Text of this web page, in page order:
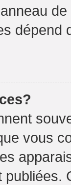
dépend
vous
publiées.